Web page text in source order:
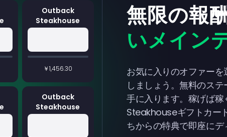
Outback
Steakhouse
￥1,456.30
Outback
Steakhouse
無限の報
いメイン
お気に入りのオファー
しましょう。無料のス
手に入ります。稼げば
Steakhouseギフトカー
ちからの特典で即座に